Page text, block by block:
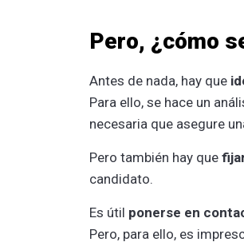
Pero, ¿cómo
Antes de nada, hay que
Para ello, se hace un
necesaria que asegure
Pero también hay que
candidato.
Es útil ponerse en
Pero, para ello, es